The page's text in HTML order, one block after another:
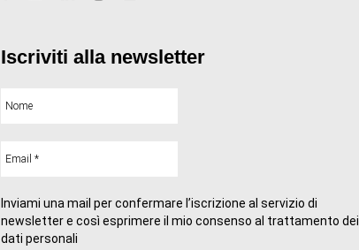
Iscriviti alla newsletter
Inviami una mail per confermare l’iscrizione al servizio di
newsletter e così esprimere il mio consenso al trattamento dei
dati personali